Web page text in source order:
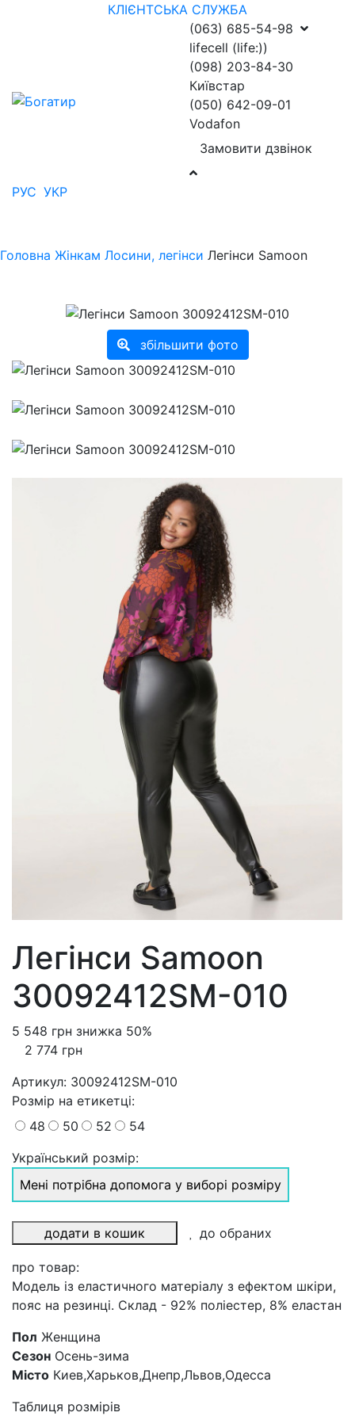
КЛІЄНТСЬКА СЛУЖБА
(063) 685-54-98
lifecell (life:))
(098) 203-84-30
Київстар
(050) 642-09-01
Vodafon
Замовити дзвінок
РУС УКР
Головна Жінкам Лосини, легінси Легінси Samoon
збільшити фото
Легінси Samoon
30092412SM-010
5 548 грн знижка 50%
2 774 грн
Артикул: 30092412SM-010
Розмiр на етикетці:
48
50 52
54
Український розмір:
Мені потрібна допомога у виборі розміру
додати в кошик до обраних
про товар:
Модель із еластичного матеріалу з ефектом шкіри,
пояс на резинці. Склад - 92% поліестер, 8% еластан
Пол Женщина
Сезон Осень-зима
Місто Киев,Харьков,Днепр,Львов,Одесса
Таблиця розмірів